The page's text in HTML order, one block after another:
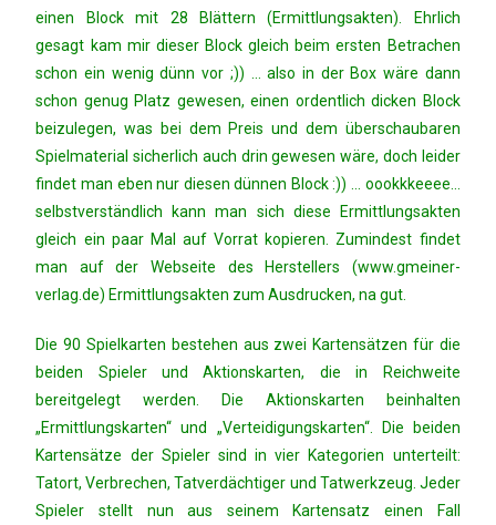
einen Block mit 28 Blättern (Ermittlungsakten). Ehrlich
gesagt kam mir dieser Block gleich beim ersten Betrachen
schon ein wenig dünn vor ;)) … also in der Box wäre dann
schon genug Platz gewesen, einen ordentlich dicken Block
beizulegen, was bei dem Preis und dem überschaubaren
Spielmaterial sicherlich auch drin gewesen wäre, doch leider
findet man eben nur diesen dünnen Block :)) … oookkkeeee…
selbstverständlich kann man sich diese Ermittlungsakten
gleich ein paar Mal auf Vorrat kopieren. Zumindest findet
man auf der Webseite des Herstellers (www.gmeiner-
verlag.de) Ermittlungsakten zum Ausdrucken, na gut.
Die 90 Spielkarten bestehen aus zwei Kartensätzen für die
beiden Spieler und Aktionskarten, die in Reichweite
bereitgelegt werden. Die Aktionskarten beinhalten
„Ermittlungskarten“ und „Verteidigungskarten“. Die beiden
Kartensätze der Spieler sind in vier Kategorien unterteilt:
Tatort, Verbrechen, Tatverdächtiger und Tatwerkzeug. Jeder
Spieler stellt nun aus seinem Kartensatz einen Fall